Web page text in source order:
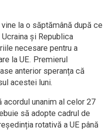
la o săptămână după ce
și Republica
necesare pentru a
la UE. Premierul
anterior speranța că
acestei luni.
unanim al celor 27
să adopte cadrul de
rotativă a UE până